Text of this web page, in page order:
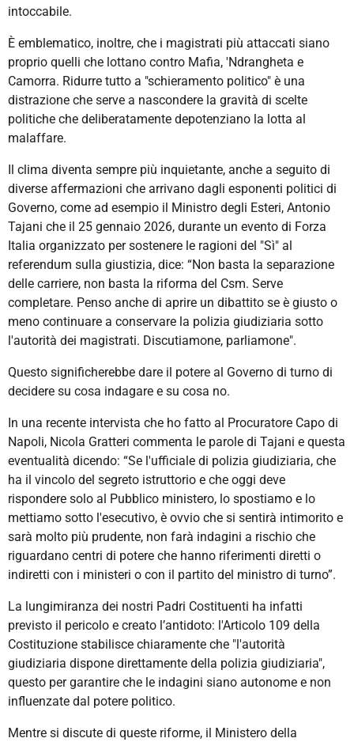
intoccabile.
È emblematico, inoltre, che i magistrati più attaccati siano
proprio quelli che lottano contro Mafia, 'Ndrangheta e
Camorra. Ridurre tutto a "schieramento politico" è una
distrazione che serve a nascondere la gravità di scelte
politiche che deliberatamente depotenziano la lotta al
malaffare.
Il clima diventa sempre più inquietante, anche a seguito di
diverse affermazioni che arrivano dagli esponenti politici di
Governo, come ad esempio il Ministro degli Esteri, Antonio
Tajani che il 25 gennaio 2026, durante un evento di Forza
Italia organizzato per sostenere le ragioni del "Sì" al
referendum sulla giustizia, dice: “Non basta la separazione
delle carriere, non basta la riforma del Csm. Serve
completare. Penso anche di aprire un dibattito se è giusto o
meno continuare a conservare la polizia giudiziaria sotto
l'autorità dei magistrati. Discutiamone, parliamone".
Questo significherebbe dare il potere al Governo di turno di
decidere su cosa indagare e su cosa no.
In una recente intervista che ho fatto al Procuratore Capo di
Napoli, Nicola Gratteri commenta le parole di Tajani e questa
eventualità dicendo: “Se l'ufficiale di polizia giudiziaria, che
ha il vincolo del segreto istruttorio e che oggi deve
rispondere solo al Pubblico ministero, lo spostiamo e lo
mettiamo sotto l'esecutivo, è ovvio che si sentirà intimorito e
sarà molto più prudente, non farà indagini a rischio che
riguardano centri di potere che hanno riferimenti diretti o
indiretti con i ministeri o con il partito del ministro di turno”.
La lungimiranza dei nostri Padri Costituenti ha infatti
previsto il pericolo e creato l’antidoto: l'Articolo 109 della
Costituzione stabilisce chiaramente che "l'autorità
giudiziaria dispone direttamente della polizia giudiziaria",
questo per garantire che le indagini siano autonome e non
influenzate dal potere politico.
Mentre si discute di queste riforme, il Ministero della